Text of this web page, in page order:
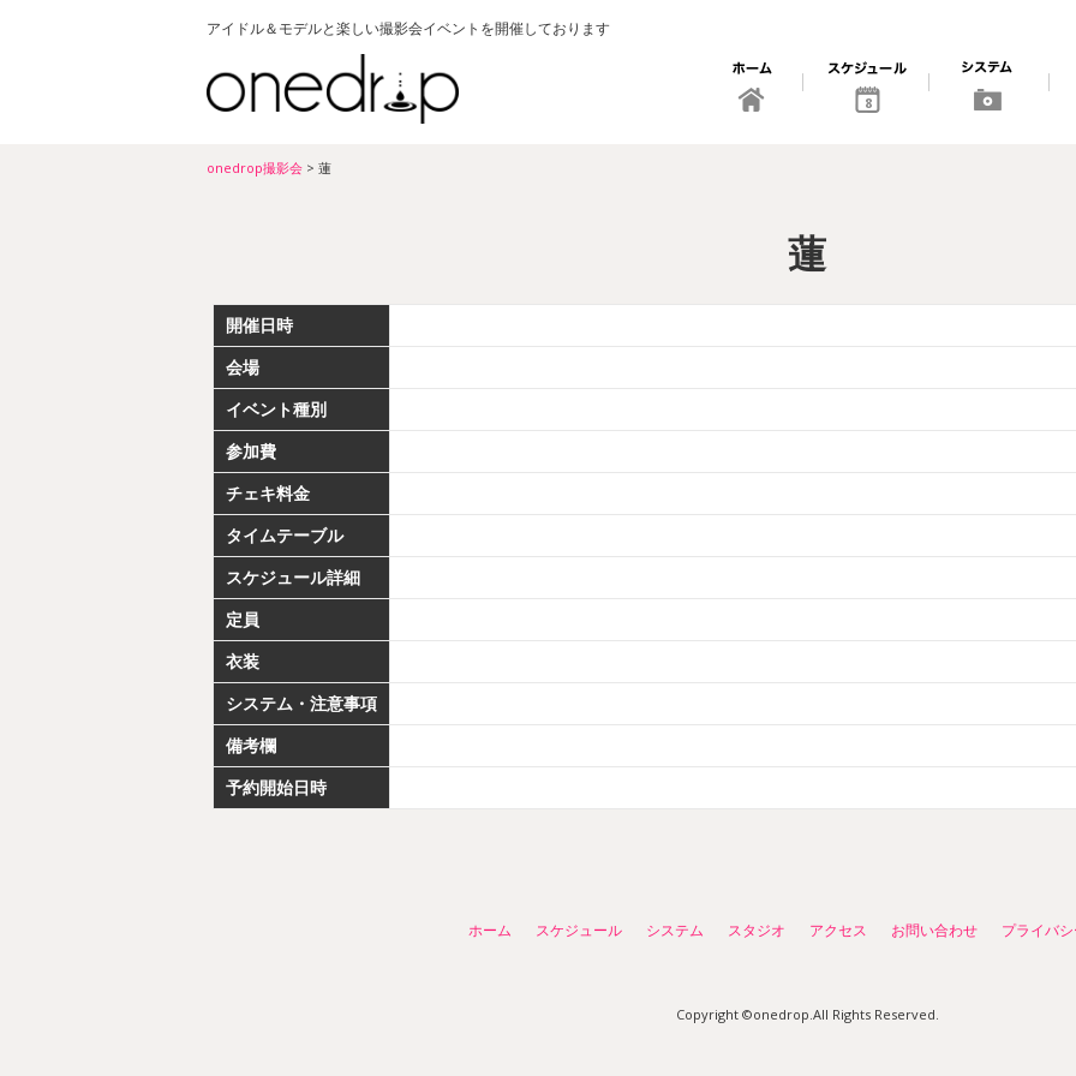
アイドル＆モデルと楽しい撮影会イベントを開催しております
8
onedrop撮影会 > 蓮
蓮
開催日時
会場
イベント種別
参加費
チェキ料金
タイムテーブル
スケジュール詳細
定員
衣装
システム・注意事項
備考欄
予約開始日時
ホーム スケジュール システム スタジオ アクセス お問い合わせ プライバ
Copyright ©onedrop.All Rights Reserved.